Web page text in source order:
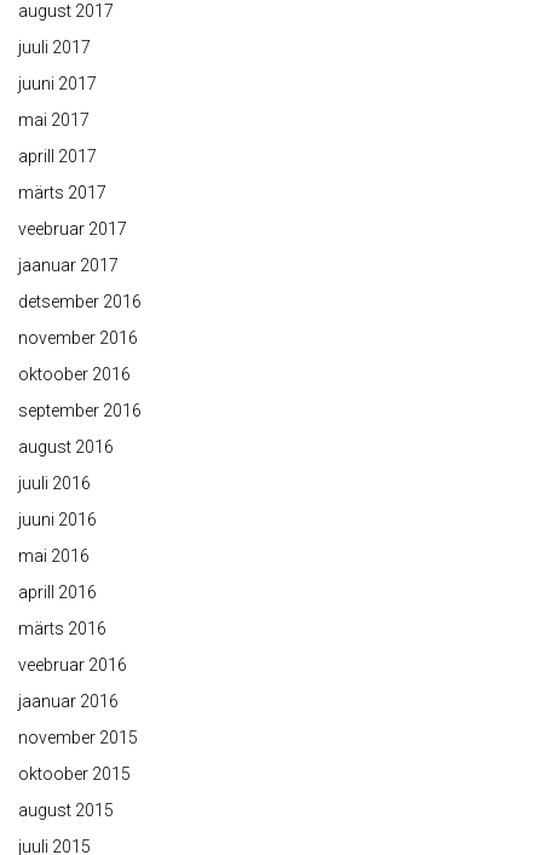
august 2017
juuli 2017
juuni 2017
mai 2017
aprill 2017
märts 2017
veebruar 2017
jaanuar 2017
detsember 2016
november 2016
oktoober 2016
september 2016
august 2016
juuli 2016
juuni 2016
mai 2016
aprill 2016
märts 2016
veebruar 2016
jaanuar 2016
november 2015
oktoober 2015
august 2015
juuli 2015